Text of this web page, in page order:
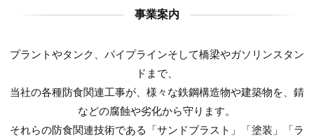
事業案内
プラントやタンク、パイプラインそして橋梁やガソリンスタン
ドまで、
当社の各種防食関連工事が、様々な鉄鋼構造物や建築物を、錆
などの腐蝕や劣化から守ります。
それらの防食関連技術である「サンドブラスト」「塗装」「ラ